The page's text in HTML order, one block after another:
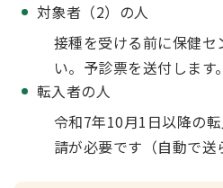
対象者（2）の人
接種を受ける前に保健
い。予診票を送付します。
転入者の人
令和7年10月1日以降の
請が必要です（自動で送